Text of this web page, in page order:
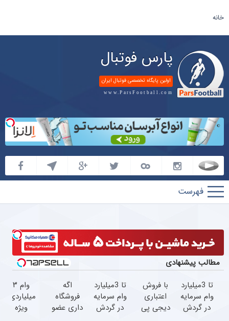
خانه
پارس فوتبال
اولین پایگاه تخصصی فوتبال ایران
www.ParsFootball.com
پارس
فوتبال
مطالب پیشنهادی
تا 3میلیارد
وام سرمایه
در گردش
با فروش
اعتباری
دیجی پی
تا 3میلیارد
وام سرمایه
در گردش
اگه
فروشگاه
داری عضو
وام ۳
میلیاردی،
ویژه